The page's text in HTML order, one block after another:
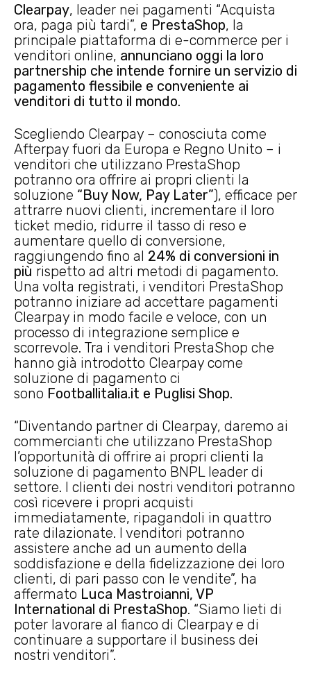
Clearpay, leader nei pagamenti “Acquista
ora, paga più tardi”, e PrestaShop, la
principale piattaforma di e-commerce per i
venditori online, annunciano oggi la loro
partnership che intende fornire un servizio di
pagamento flessibile e conveniente ai
venditori di tutto il mondo.
Scegliendo Clearpay – conosciuta come
Afterpay fuori da Europa e Regno Unito – i
venditori che utilizzano PrestaShop
potranno ora offrire ai propri clienti la
soluzione “Buy Now, Pay Later”), efficace per
attrarre nuovi clienti, incrementare il loro
ticket medio, ridurre il tasso di reso e
aumentare quello di conversione,
raggiungendo fino al 24% di conversioni in
più rispetto ad altri metodi di pagamento.
Una volta registrati, i venditori PrestaShop
potranno iniziare ad accettare pagamenti
Clearpay in modo facile e veloce, con un
processo di integrazione semplice e
scorrevole. Tra i venditori PrestaShop che
hanno già introdotto Clearpay come
soluzione di pagamento ci
sono Footballitalia.it e Puglisi Shop.
“Diventando partner di Clearpay, daremo ai
commercianti che utilizzano PrestaShop
l’opportunità di offrire ai propri clienti la
soluzione di pagamento BNPL leader di
settore. I clienti dei nostri venditori potranno
così ricevere i propri acquisti
immediatamente, ripagandoli in quattro
rate dilazionate. I venditori potranno
assistere anche ad un aumento della
soddisfazione e della fidelizzazione dei loro
clienti, di pari passo con le vendite”, ha
affermato Luca Mastroianni, VP
International di PrestaShop. “Siamo lieti di
poter lavorare al fianco di Clearpay e di
continuare a supportare il business dei
nostri venditori”.